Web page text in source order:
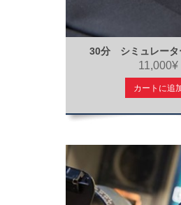
30分 シミュレータ
11,000¥
カートに追